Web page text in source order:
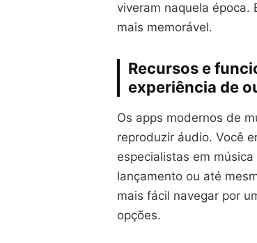
viveram naquela época.
mais memorável.
Recursos e
experiência de
Os apps modernos de
reproduzir áudio. Você
especialistas em
lançamento ou até
mais fácil navegar por
opções.